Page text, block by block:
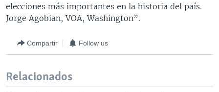
elecciones más importantes en la historia del país.
Jorge Agobian, VOA, Washington”.
Compartir Follow us
Relacionados